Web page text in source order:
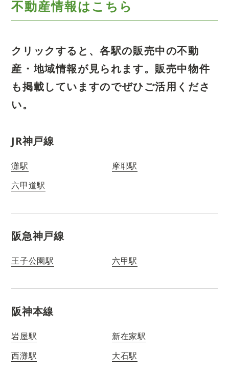
不動産情報はこちら
クリックすると、各駅の販売中の不動
産・地域情報が見られます。 販売中物件
も掲載していますのでぜひご活用くださ
い。
JR神戸線
灘駅
摩耶駅
六甲道駅
阪急神戸線
王子公園駅 六甲駅
阪神本線
岩屋駅
新在家駅
西灘駅
大石駅